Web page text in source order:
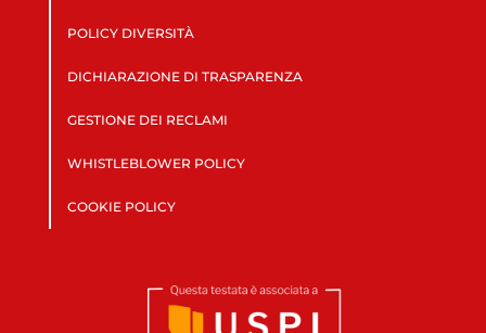
POLICY DIVERSITÀ
DICHIARAZIONE DI TRASPARENZA
GESTIONE DEI RECLAMI
WHISTLEBLOWER POLICY
COOKIE POLICY